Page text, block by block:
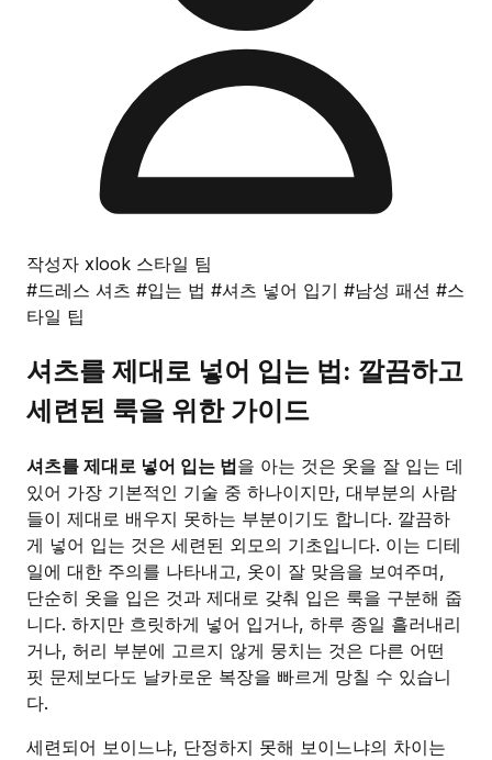
작성자 xlook 스타일 팀
#드레스 셔츠 #입는 법 #셔츠 넣어 입기 #남성 패션 #스
타일 팁
셔츠를 제대로 넣어 입는 법: 깔끔하고
세련된 룩을 위한 가이드
셔츠를 제대로 넣어 입는 법을 아는 것은 옷을 잘 입는 데
있어 가장 기본적인 기술 중 하나이지만, 대부분의 사람
들이 제대로 배우지 못하는 부분이기도 합니다. 깔끔하
게 넣어 입는 것은 세련된 외모의 기초입니다. 이는 디테
일에 대한 주의를 나타내고, 옷이 잘 맞음을 보여주며,
단순히 옷을 입은 것과 제대로 갖춰 입은 룩을 구분해 줍
니다. 하지만 흐릿하게 넣어 입거나, 하루 종일 흘러내리
거나, 허리 부분에 고르지 않게 뭉치는 것은 다른 어떤
핏 문제보다도 날카로운 복장을 빠르게 망칠 수 있습니
다.
세련되어 보이느냐, 단정하지 못해 보이느냐의 차이는